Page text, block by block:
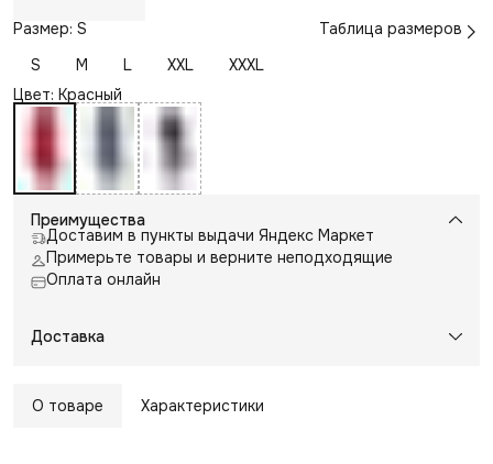
Размер: S
Таблица размеров
S
M L XXL
XXXL
Цвет: Красный
Преимущества
Доставим в пункты выдачи Яндекс Маркет
Примерьте товары и верните неподходящие
Оплата онлайн
Доставка
О товаре Характеристики